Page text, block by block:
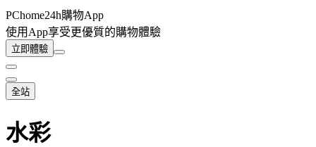
PChome24h購物App
使用App享受更優質的購物體驗
立即體驗
全站
水彩